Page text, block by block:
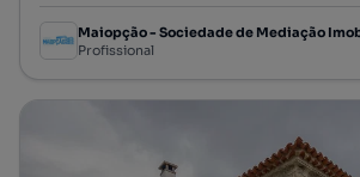
Maiopção - Sociedade de Mediação
Profissional